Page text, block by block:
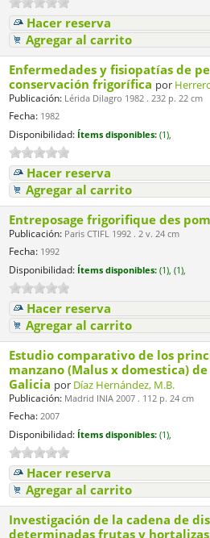
Hacer reserva
Agregar al carrito
Enfermedades y fisiopatías de
conservación frigorífica por
Publicación: Lérida Dilagro 1982 . 232 p. 22 cm
Fecha: 1982
Disponibilidad: Ítems disponibles: (1),
Hacer reserva
Agregar al carrito
Entreposage frigorifique des
Publicación: Paris CTIFL 1992 . 2 v. 24 cm
Fecha: 1992
Disponibilidad: Ítems disponibles: (1),(1),
Hacer reserva
Agregar al carrito
Estudio comparativo de los
manzano (Malus x domestica)
Galicia por Díaz Hernández, M.B.
Publicación: Madrid INIA 2007 . 112 p. 24 cm
Fecha: 2007
Disponibilidad: Ítems disponibles: (1),
Hacer reserva
Agregar al carrito
Investigación de la cadena de
determinadas frutas y hortalizas